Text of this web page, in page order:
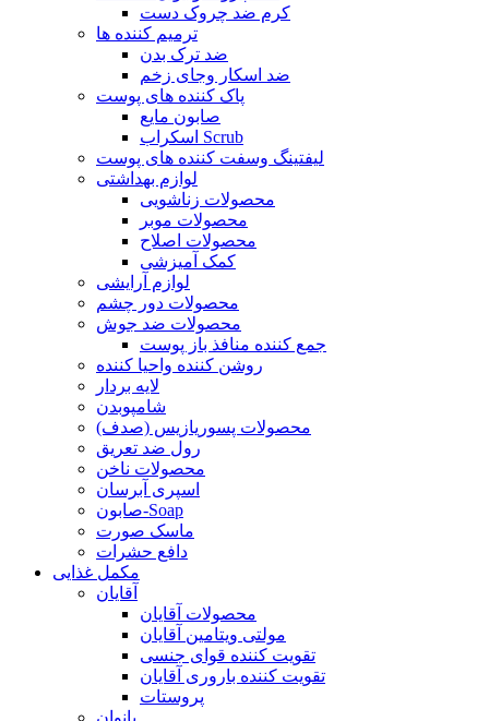
کرم ضد چروک دست
ترمیم کننده ها
ضد ترک بدن
ضد اسکار وجای زخم
پاک کننده های پوست
صابون مایع
اسکراب Scrub
لیفتینگ وسفت کننده های پوست
لوازم بهداشتی
محصولات زناشویی
محصولات موبر
محصولات اصلاح
کمک آمیزشی
لوازم آرایشی
محصولات دور چشم
محصولات ضد جوش
جمع کننده منافذ باز پوست
روشن کننده واحیا کننده
لایه بردار
شامپوبدن
محصولات پسوریازیس (صدف)
رول ضد تعریق
محصولات ناخن
اسپری آبرسان
صابون-Soap
ماسک صورت
دافع حشرات
مکمل غذایی
آقایان
محصولات آقایان
مولتی ویتامین آقایان
تقویت کننده قوای جنسی
تقویت کننده باروری آقایان
پروستات